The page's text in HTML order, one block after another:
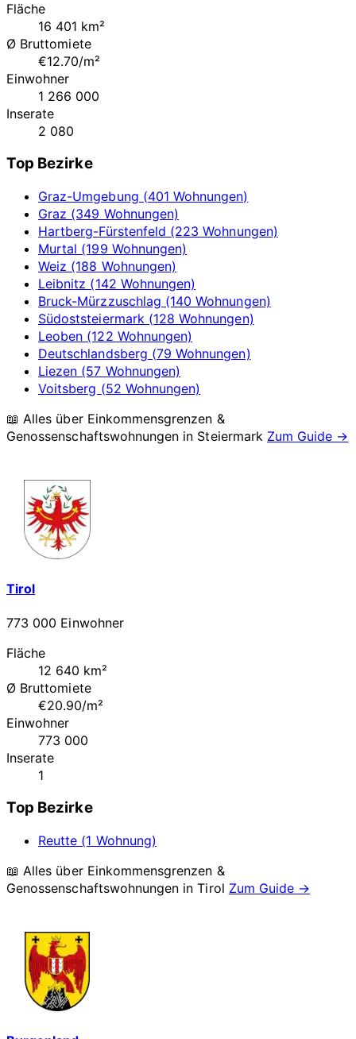
Fläche
16 401 km²
Ø Bruttomiete
€12.70/m²
Einwohner
1 266 000
Inserate
2 080
Top Bezirke
Graz-Umgebung (401 Wohnungen)
Graz (349 Wohnungen)
Hartberg-Fürstenfeld (223 Wohnungen)
Murtal (199 Wohnungen)
Weiz (188 Wohnungen)
Leibnitz (142 Wohnungen)
Bruck-Mürzzuschlag (140 Wohnungen)
Südoststeiermark (128 Wohnungen)
Leoben (122 Wohnungen)
Deutschlandsberg (79 Wohnungen)
Liezen (57 Wohnungen)
Voitsberg (52 Wohnungen)
📖 Alles über Einkommensgrenzen &
Genossenschaftswohnungen in Steiermark Zum Guide →
Tirol
773 000 Einwohner
Fläche
12 640 km²
Ø Bruttomiete
€20.90/m²
Einwohner
773 000
Inserate
1
Top Bezirke
Reutte (1 Wohnung)
📖 Alles über Einkommensgrenzen &
Genossenschaftswohnungen inTirol Zum Guide →